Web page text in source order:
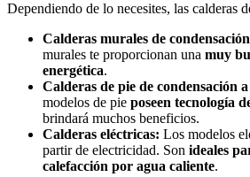
Dependiendo de lo necesites, las calderas
Calderas murales de
murales te proporcionan una muy
energética.
Calderas de pie de condensación a
modelos de pie poseen tecnología
brindará muchos beneficios.
Calderas eléctricas: Los modelos
partir de electricidad. Son ideales
calefacción por agua caliente.